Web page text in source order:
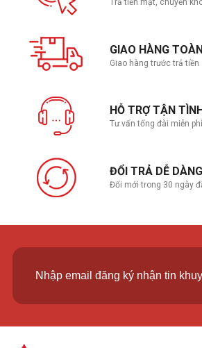
GIAO HÀNG
Giao hàng trước trả tiền
HỖ TRỢ TẬN TÌNH
Tư vấn tổng đài miễn
ĐỔI TRẢ DỄ DÀNG
Đổi mới trong 30 ngày